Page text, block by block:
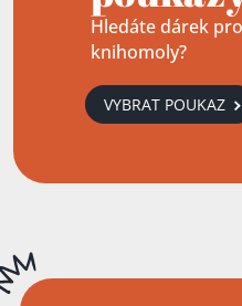
Hledáte dárek
knihomoly?
VYBRAT POUKAZ